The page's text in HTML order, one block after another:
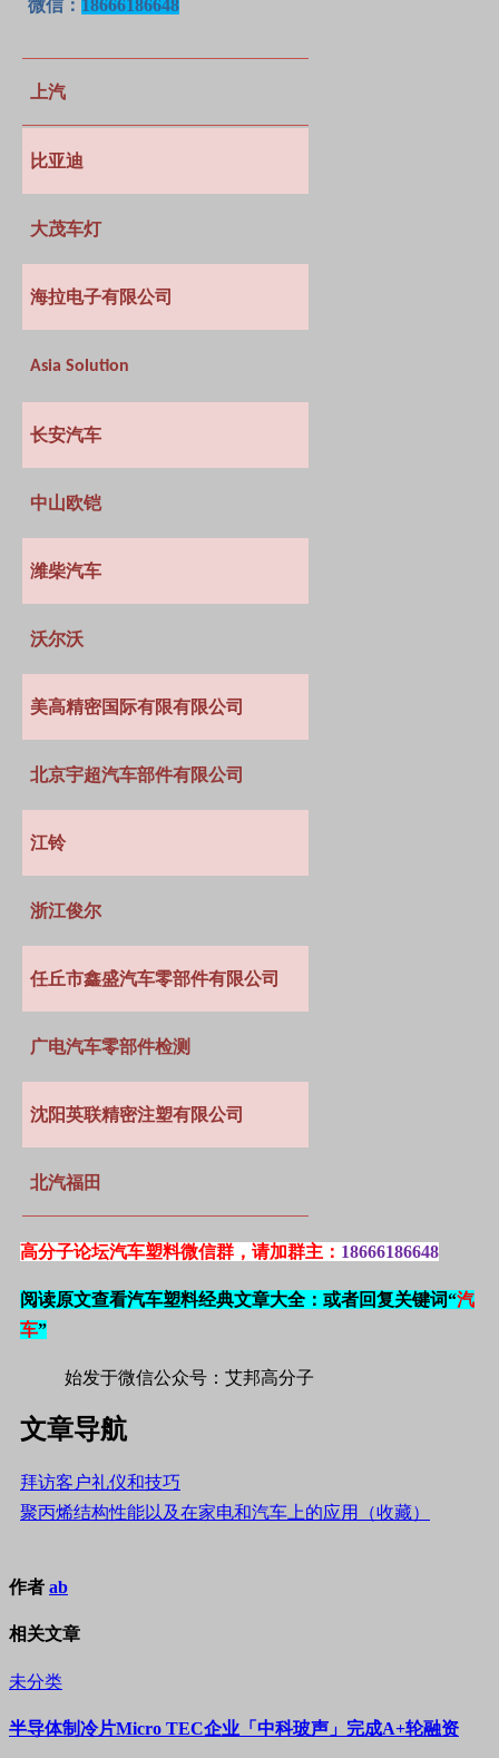
微信： 18666186648
上汽
比亚迪
大茂车灯
海拉电子有限公司
Asia Solution
长安汽车
中山欧铠
潍柴汽车
沃尔沃
美高精密国际有限有限公司
北京宇超汽车部件有限公司
江铃
浙江俊尔
任丘市鑫盛汽车零部件有限公司
广电汽车零部件检测
沈阳英联精密注塑有限公司
北汽福田
高分子论坛汽车塑料微信群，请加群主： 18666186648
阅读原文查看汽车塑料经典文章大全： 或者回复关键词“汽
车”
始发于微信公众号：艾邦高分子
文章导航
拜访客户礼仪和技巧
聚丙烯结构性能以及在家电和汽车上的应用（收藏）
作者 ab
相关文章
未分类
半导体制冷片Micro TEC企业「中科玻声」完成A+轮融资